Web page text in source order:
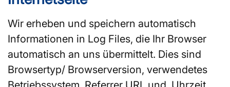
Wir erheben und speichern automatisch
Informationen in Log Files, die Ihr Browser
automatisch an uns übermittelt. Dies sind
Browsertyp/ Browserversion, verwendetes